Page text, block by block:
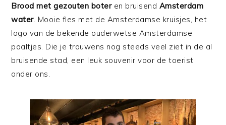
Brood met gezouten boteren bruisend Amsterdam
water. Mooie fles met de Amsterdamse kruisjes, het
logo van de bekende ouderwetse Amsterdamse
paaltjes. Die je trouwens nog steeds veel ziet in de al
bruisende stad, een leuk souvenir voor de toerist
onder ons.